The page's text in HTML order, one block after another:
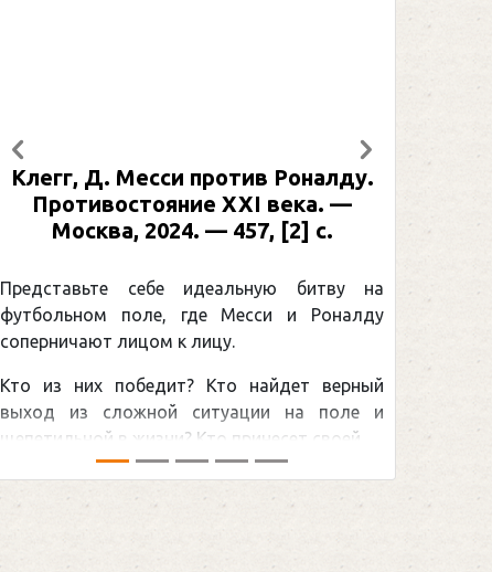
Клегг, Д. Месси против Роналду.
Противостояние XXI века. —
Москва, 2024. — 457, [2] с.
Представьте себе идеальную битву на
футбольном поле, где Месси и Роналду
соперничают лицом к лицу.
Кто из них победит? Кто найдет верный
выход из сложной ситуации на поле и
щепетильной в жизни? Кто принесет своей ...
Предыдущий Следующий